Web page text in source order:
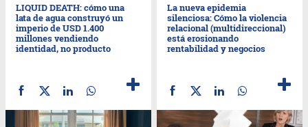
LIQUID DEATH: cómo una
lata de agua construyó un
imperio de USD 1.400
millones vendiendo
identidad, no producto
La nueva epidemia
silenciosa: Cómo la violencia
relacional (multidireccional)
está erosionando
rentabilidad y negocios